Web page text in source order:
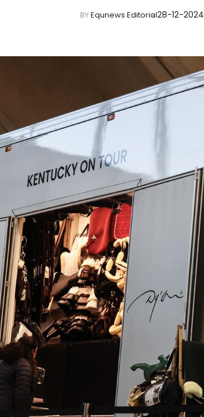
BYEqunews Editorial28-12-2024